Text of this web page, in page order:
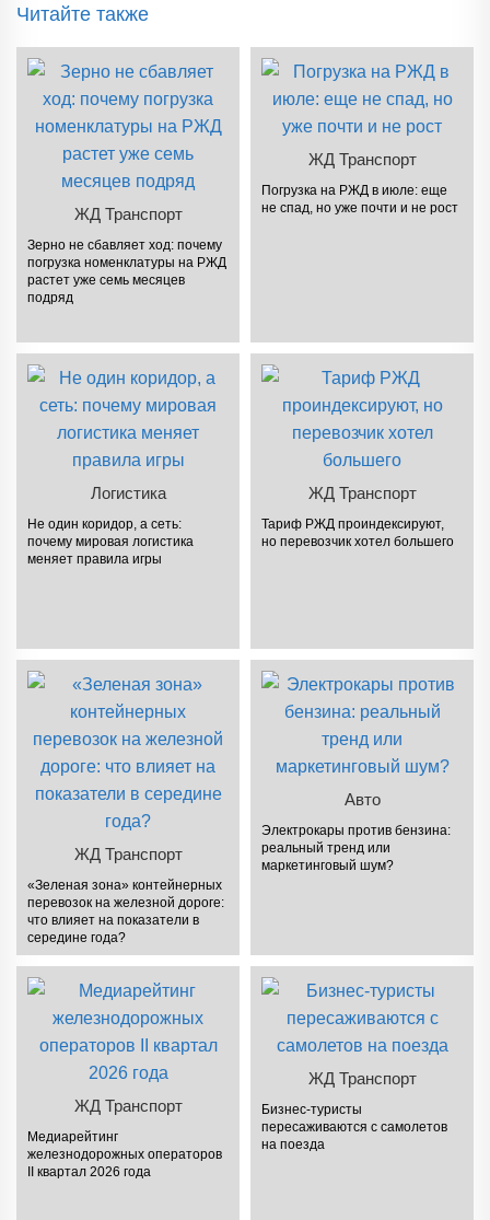
Читайте также
ЖД Транспорт
Зерно не сбавляет ход: почему
погрузка номенклатуры на РЖД
растет уже семь месяцев
подряд
ЖД Транспорт
Погрузка на РЖД в июле: еще
не спад, но уже почти и не рост
Логистика
Не один коридор, а сеть:
почему мировая логистика
меняет правила игры
ЖД Транспорт
Тариф РЖД проиндексируют,
но перевозчик хотел большего
ЖД Транспорт
«Зеленая зона» контейнерных
перевозок на железной дороге:
что влияет на показатели в
середине года?
Авто
Электрокары против бензина:
реальный тренд или
маркетинговый шум?
ЖД Транспорт
Медиарейтинг
железнодорожных операторов
II квартал 2026 года
ЖД Транспорт
Бизнес-туристы
пересаживаются с самолетов
на поезда